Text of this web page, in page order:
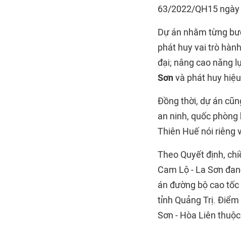
63/2022/QH15
Dự án nhằm từng
phát huy vai trò
đại; nâng cao năng
Sơnvà phát huy
Đồng thời, dự án
an ninh, quốc
Thiên Huế nói riêng
Theo Quyết định,
Cam Lộ - La Sơn
án đường bộ cao
tỉnh Quảng Trị.
Sơn - Hòa Liên